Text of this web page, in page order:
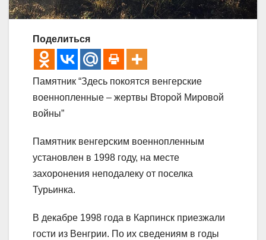
Поделиться
Памятник “Здесь покоятся венгерские
военнопленные – жертвы Второй Мировой
войны”
Памятник венгерским военнопленным
установлен в 1998 году, на месте
захоронения неподалеку от поселка
Турьинка.
В декабре 1998 года в Карпинск приезжали
гости из Венгрии. По их сведениям в годы